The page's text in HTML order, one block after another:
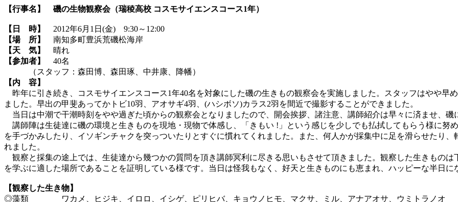
【行事名】 磯の生物観察会（瑞稜高校 コスモサイエンスコース1年）
【日 時】
2012年6月1日(金) 9:30～12:00
【場 所】
南知多町豊浜荒磯松海岸
【天 気】
晴れ
【参加者】
40名
（スタッフ：森田博、森田琢、中井康、降幡）
【内 容】
昨年に引き続き、コスモサイエンスコース1年40名を対象にした磯の生きもの観察会を実施しました。スタッフはやや早
ました。早出の甲斐あってかトビ10羽、アオサギ4羽、(ハシボソ)カラス2羽を間近で撮影することができました。
当日は中潮で干潮時刻をやや過ぎた頃からの観察会となりましたので、開会挨拶、諸注意、講師紹介は早々に済ませ、磯
講師陣は生徒達に磯の環境と生きものを現地・現物で体感し、「きもい !」という感じを少しでも払拭してもらう様に努
を手づかみしたり、イソギンチャクを突っついたりとすぐに慣れてくれました。また、何人かが採集中に足を滑らせたり
れました。
観察と採集の途上では、生徒達から幾つかの質問を頂き講師冥利に尽きる思いもさせて頂きました。観察した生きもの
を学ぶに適した場所であることを証明している様です。当日は怪我もなく、好天と生きものにも恵まれ、ハッピーな半日
【観察した生き物】
◎藻類 ワカメ、ヒジキ、イロロ、イシゲ、ピリヒバ、キョウノヒモ、マクサ、ミル、アナアオサ、ウミトラノオ